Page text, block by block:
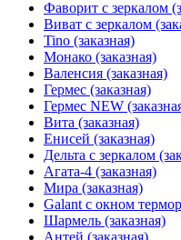
Фаворит с зеркалом
Виват с зеркалом
Tino (заказная)
Монако (заказная)
Валенсия (заказная)
Гермес (заказная)
Гермес NEW
Вита (заказная)
Енисей (заказная)
Дельта с зеркалом
Агата-4 (заказная)
Мира (заказная)
Galant с окном
Шармель (заказная)
Антей (заказная)